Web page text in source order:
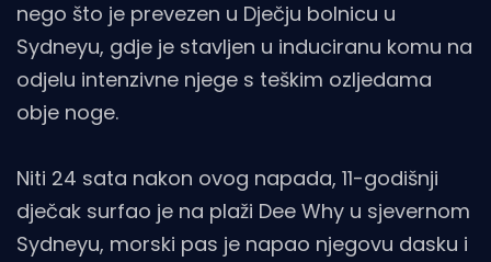
nego što je prevezen u Dječju bolnicu u
Sydneyu, gdje je stavljen u induciranu komu na
odjelu intenzivne njege s teškim ozljedama
obje noge.
Niti 24 sata nakon ovog napada, 11-godišnji
dječak surfao je na plaži Dee Why u sjevernom
Sydneyu, morski pas je napao njegovu dasku i